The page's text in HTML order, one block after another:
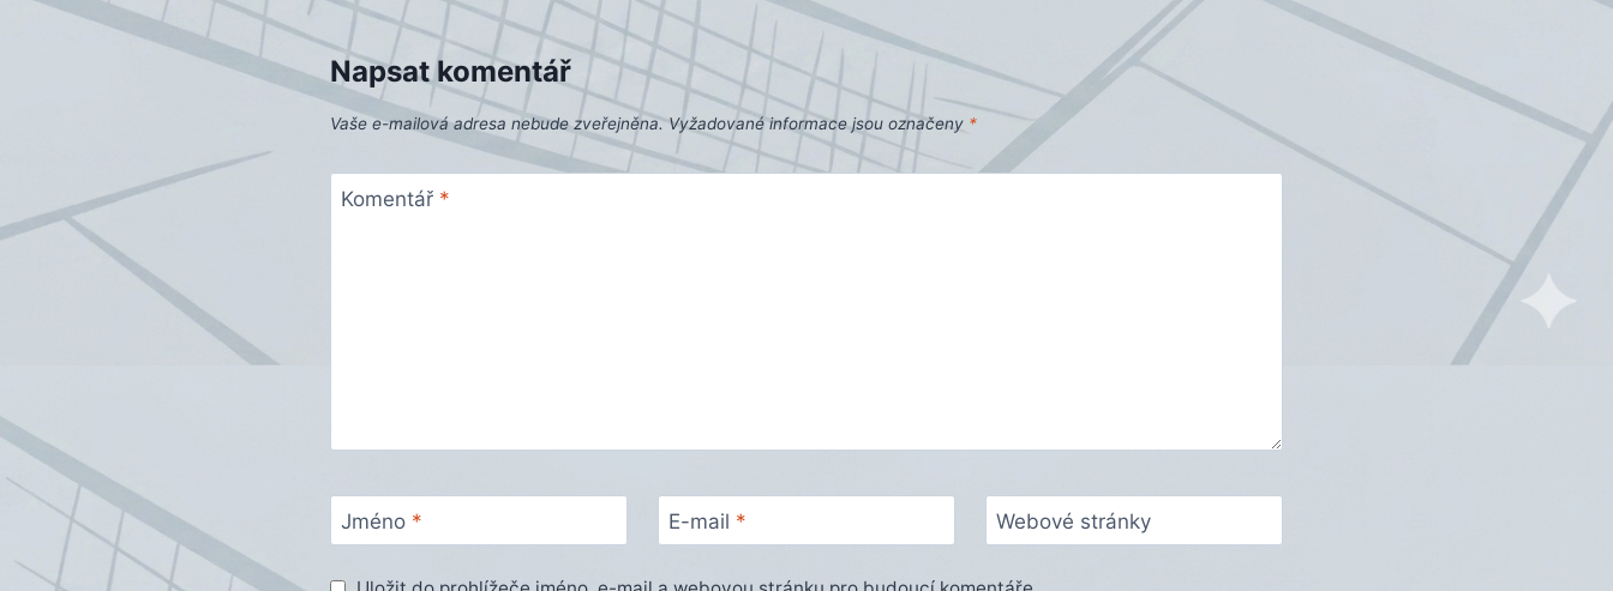
příspěvek
Napsat komentář
Vaše e-mailová adresa nebude zveřejněna. Vyžadované informace jsou označeny *
Komentář *
Jméno * E-mail * Webové stránky